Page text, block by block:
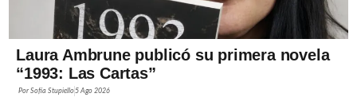
Laura Ambrune publicó su primera novela
“1993: Las Cartas”
PorSofía Stupiello 5 Ago 2026